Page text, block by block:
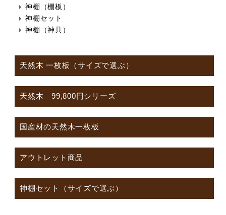
神棚（棚板）
神棚セット
神棚（神具）
天然木 一枚板（サイズで選ぶ）
天然木 99,800円シリーズ
国産材の天然木一枚板
アウトレット商品
神棚セット（サイズで選ぶ）